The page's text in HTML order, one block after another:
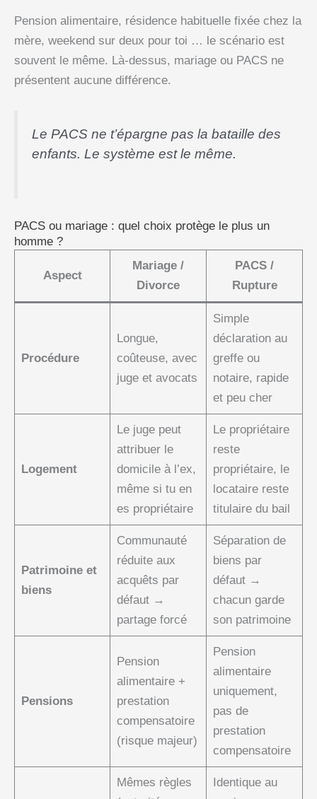
Pension alimentaire, résidence habituelle fixée chez la
mère, weekend sur deux pour toi … le scénario est
souvent le même. Là-dessus, mariage ou PACS ne
présentent aucune différence.
Le PACS ne t’épargne pas la bataille des
enfants. Le système est le même.
PACS ou mariage : quel choix protège le plus un
homme ?
Aspect
Mariage /
Divorce
PACS /
Rupture
Procédure
Longue,
coûteuse, avec
juge et avocats
Simple
déclaration au
greffe ou
notaire, rapide
et peu cher
Logement
Le juge peut
attribuer le
domicile à l’ex,
même si tu en
es propriétaire
Le propriétaire
reste
propriétaire, le
locataire reste
titulaire du bail
Patrimoine et
biens
Communauté
réduite aux
acquêts par
défaut →
partage forcé
Séparation de
biens par
défaut →
chacun garde
son patrimoine
Pensions
Pension
alimentaire +
prestation
compensatoire
(risque majeur)
Pension
alimentaire
uniquement,
pas de
prestation
compensatoire
Mêmes règles
Identique au